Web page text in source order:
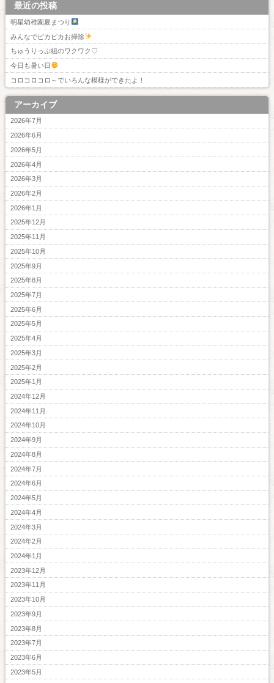
最近の投稿
明星幼稚園夏まつり
みんなでピカピカお掃除
ちゅうりっぷ組のワクワク♡
今日も暑い日
コロコロコロ～でいろんな模様ができたよ！
アーカイブ
2026年7月
2026年6月
2026年5月
2026年4月
2026年3月
2026年2月
2026年1月
2025年12月
2025年11月
2025年10月
2025年9月
2025年8月
2025年7月
2025年6月
2025年5月
2025年4月
2025年3月
2025年2月
2025年1月
2024年12月
2024年11月
2024年10月
2024年9月
2024年8月
2024年7月
2024年6月
2024年5月
2024年4月
2024年3月
2024年2月
2024年1月
2023年12月
2023年11月
2023年10月
2023年9月
2023年8月
2023年7月
2023年6月
2023年5月